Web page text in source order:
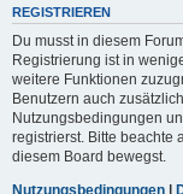
REGISTRIEREN
Du musst in diesem
Registrierung ist in
weitere Funktionen
Benutzern auch
Nutzungsbedingungen
registrierst. Bitte beachte
diesem Board bewegst.
Nutzungsbedingungen |